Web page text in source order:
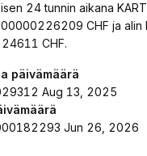
24 tunnin aikana
CHF ja alin
CHF.
päivämäärä
Aug 13, 2025
Jun 26, 2026